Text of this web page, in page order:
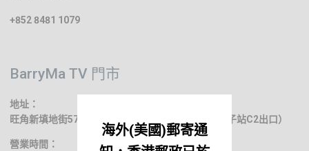
+852 8481 1079
BarryMa TV 門市
地址：
旺角新填地街576號新輝商業中心7樓 全層（港鐵太子站C2出口）
營業時間：
海外(美國)郵寄通